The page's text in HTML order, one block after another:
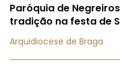
Paróquia de
tradição na festa de
Arquidiocese de Braga